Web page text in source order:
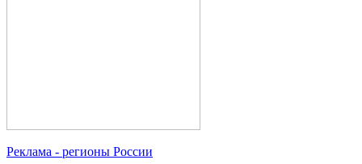
Реклама - регионы России